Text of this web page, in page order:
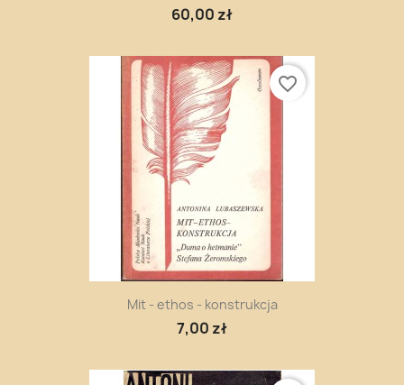
60,00 zł
Mit - ethos - konstrukcja
7,00 zł
favorite_border